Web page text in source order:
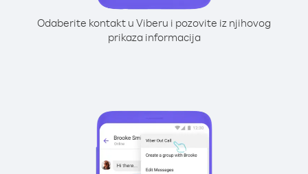
Odaberite kontakt u Viberu i pozovite iz njihovog
prikaza informacija